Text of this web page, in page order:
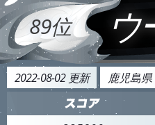
89位 ウ
2022-08-02 更新 鹿児島県